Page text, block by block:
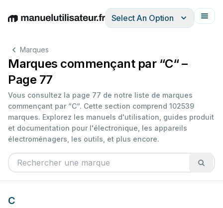
EnglishDeutschEspañolItalianoFrançais
Select An Option
Marques
Marques commençant par “C“ –
Page 77
Vous consultez la page 77 de notre liste de marques
commençant par “C“. Cette section comprend 102539
marques. Explorez les manuels d'utilisation, guides produit
et documentation pour l'électronique, les appareils
électroménagers, les outils, et plus encore.
C